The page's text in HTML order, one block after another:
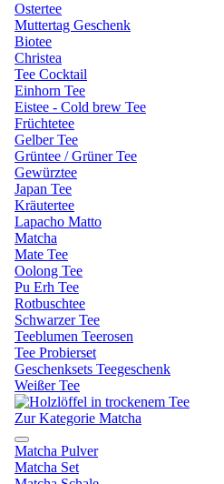
Ostertee
Muttertag Geschenk
Biotee
Christea
Tee Cocktail
Einhorn Tee
Eistee - Cold brew Tee
Früchtetee
Gelber Tee
Grüntee / Grüner Tee
Gewürztee
Japan Tee
Kräutertee
Lapacho Matto
Matcha
Mate Tee
Oolong Tee
Pu Erh Tee
Rotbuschtee
Schwarzer Tee
Teeblumen Teerosen
Tee Probierset
Geschenksets Teegeschenk
Weißer Tee
Zur Kategorie Matcha
Matcha Pulver
Matcha Set